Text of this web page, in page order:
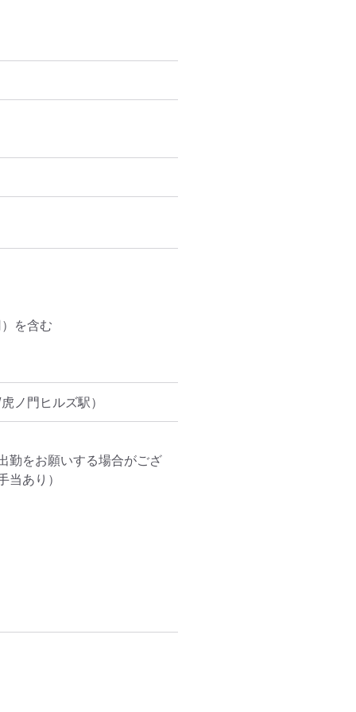
を含む
ノ門ヒルズ駅）
勤をお願いする場合がござ
あり）